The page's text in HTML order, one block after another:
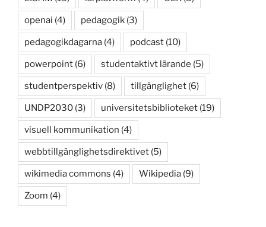
openai (4) pedagogik (3)
pedagogikdagarna (4) podcast (10)
powerpoint (6) studentaktivt lärande (5)
studentperspektiv (8) tillgänglighet (6)
UNDP2030 (3) universitetsbiblioteket (19)
visuell kommunikation (4)
webbtillgänglighetsdirektivet (5)
wikimedia commons (4) Wikipedia (9)
Zoom (4)